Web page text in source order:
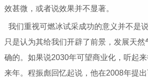
效甚微，或者说效果并不显著。
我们重视可燃冰试采成功的意义并不是
只是认为其给我们开辟了前景，发展天然
确的。如果说2030年可望商业化，听起
来年。程振彪回忆起说，他在2008年提